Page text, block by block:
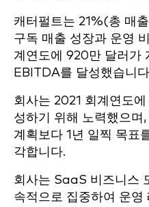
캐터펄트는 21%(총 매
구독 매출 성장과 운영
계연도에 920만 달러가
EBITDA를 달성했습니
회사는 2021 회계연도
성하기 위해 노력했으며
계획보다 1년 일찍 목표
각합니다.
회사는 SaaS 비즈니스
속적으로 집중하여 운영